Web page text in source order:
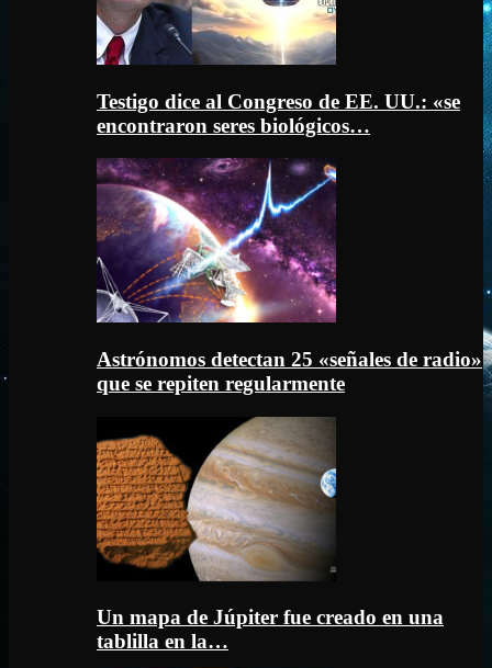
Testigo dice al Congreso de EE. UU.: «se
encontraron seres biológicos…
Astrónomos detectan 25 «señales de radio»
que se repiten regularmente
Un mapa de Júpiter fue creado en una
tablilla en la…